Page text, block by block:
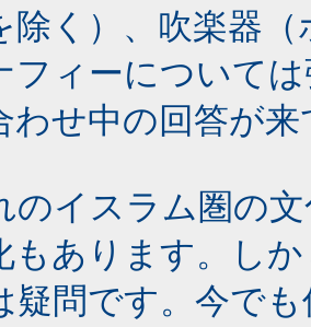
除く）、吹楽器
フィーについて
わせ中の回答が
のイスラム圏の
もあります。し
疑問です。今で